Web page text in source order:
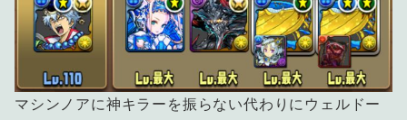
マシンノアに神キラーを振らない代わりにウェルドー